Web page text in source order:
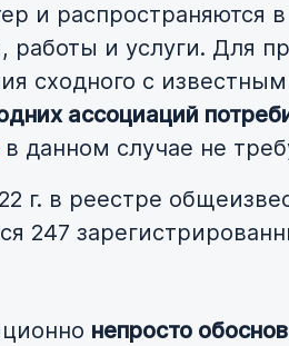
и распространяются
и услуги. Для
сходного с
ассоциаций
в данном случае не
г. в реестре
247
непросто